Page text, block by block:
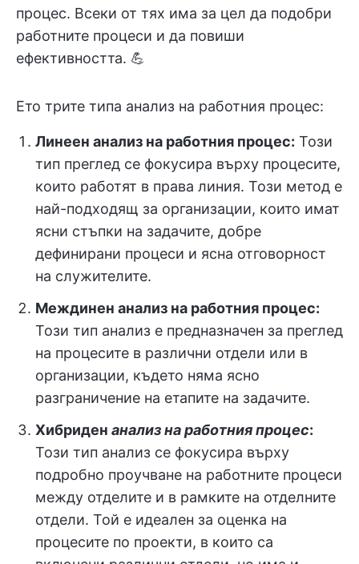
процес. Всеки от тях има за цел да подобри
работните процеси и да повиши
ефективността. 💪
Ето трите типа анализ на работния процес:
Линеен анализ на работния процес: Този
тип преглед се фокусира върху процесите,
които работят в права линия. Този метод е
най-подходящ за организации, които имат
ясни стъпки на задачите, добре
дефинирани процеси и ясна отговорност
на служителите.
Междинен анализ на работния процес:
Този тип анализ е предназначен за преглед
на процесите в различни отдели или в
организации, където няма ясно
разграничение на етапите на задачите.
Хибриден анализ на работния процес:
Този тип анализ се фокусира върху
подробно проучване на работните процеси
между отделите и в рамките на отделните
отдели. Той е идеален за оценка на
процесите по проекти, в които са